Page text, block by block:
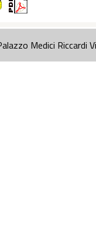
Medici Riccardi